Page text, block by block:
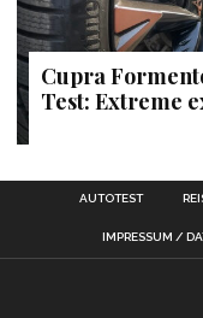
Cupra
Test: Extreme
AUTOTEST
IMPRESSUM /